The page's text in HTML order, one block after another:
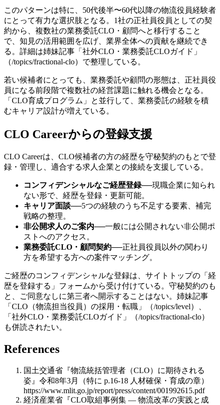
このパターンは特に、50代後半〜60代以降の物流役員経験者
にとって有力な選択肢となる。1社の正社員役員としての契
約から、複数社の業務委託CLO・顧問へと移行すること
で、知見の活用範囲を広げ、業界全体への貢献を継続でき
る。詳細は姉妹記事「社外CLO・業務委託CLOガイド」
（/topics/fractional-clo）で整理している。
若い候補者にとっても、業務委託や顧問の形態は、正社員役
員になる前段階で複数社の経営課題に触れる機会となる。
「CLO育成プログラム」と並行して、業務委託の経験を積
むキャリア設計が増えている。
CLO Careerからの登録支援
CLO Careerは、CLO候補者の方の経歴を守秘契約のもとで登
録・管理し、適合する求人企業との接続を支援している。
コンフィデンシャルなご経歴登録──現職企業に知られ
ない形で、経歴を登録・更新可能。
キャリア面談──5つの経験のうち不足する要素、補完
戦略の整理。
非公開求人のご案内──一般には公開されない非公開ポ
ストへのアクセス。
業務委託CLO・顧問契約──正社員役員以外の関わり
方を希望する方への案件マッチング。
ご経歴のコンフィデンシャルな登録は、サイトトップの「経
歴を登録する」フォームから受け付けている。守秘契約のも
と、ご同意なしに第三者へ開示することはない。姉妹記事
「CLO（物流担当役員）の採用・転職」（/topics/level）、
「社外CLO・業務委託CLOガイド」（/topics/fractional-clo）
も併読されたい。
References
国土交通省『物流統括管理者（CLO）に期待される
姿』令和8年3月（特に p.16-18 人材確保・育成の章）
https://www.mlit.go.jp/report/press/content/001992615.pdf
経済産業省『CLO取組事例集 — 物流改革の実践と成